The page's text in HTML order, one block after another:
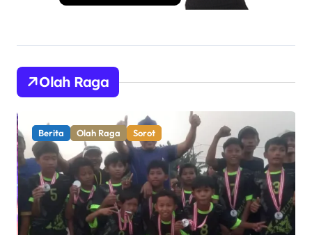
Olah Raga
Berita Olah Raga Sorot